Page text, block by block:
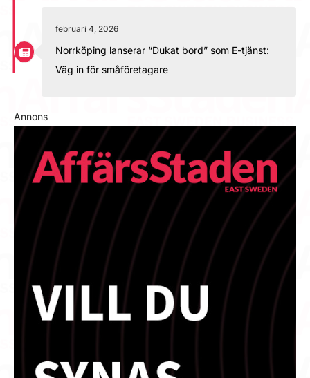
februari 4, 2026
Norrköping lanserar “Dukat bord” som E-tjänst:
Väg in för småföretagare
Annons